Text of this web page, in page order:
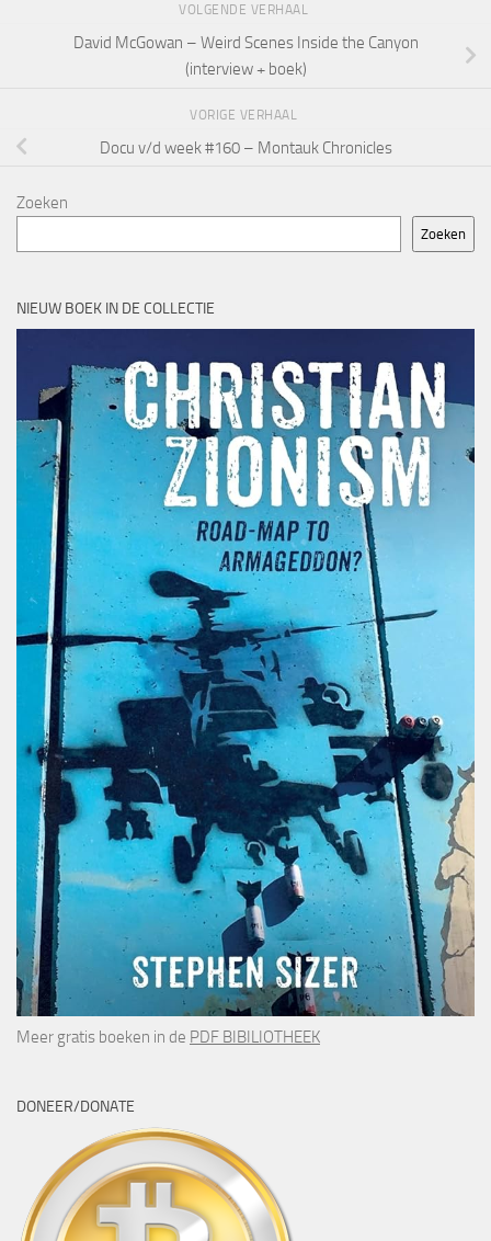
VOLGENDE VERHAAL
David McGowan – Weird Scenes Inside the Canyon
(interview + boek)
VORIGE VERHAAL
Docu v/d week #160 – Montauk Chronicles
Zoeken
Zoeken
NIEUW BOEK IN DE COLLECTIE
Meer gratis boeken in de PDF BIBILIOTHEEK
DONEER/DONATE